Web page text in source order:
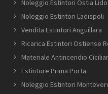
Noleggio Estintori Ostia Lido
Noleggio Estintori Ladispoli
Vendita Estintori Anguillara
Ricarica Estintori Ostiense
Materiale Antincendio
Estintore Prima Porta
Noleggio Estintori